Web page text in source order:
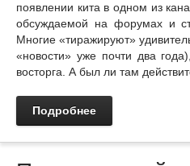
появлении кита в одном из
обсуждаемой на форумах и
Многие «тиражируют»
«новости» уже почти два
восторга. А был ли там
Подробнее